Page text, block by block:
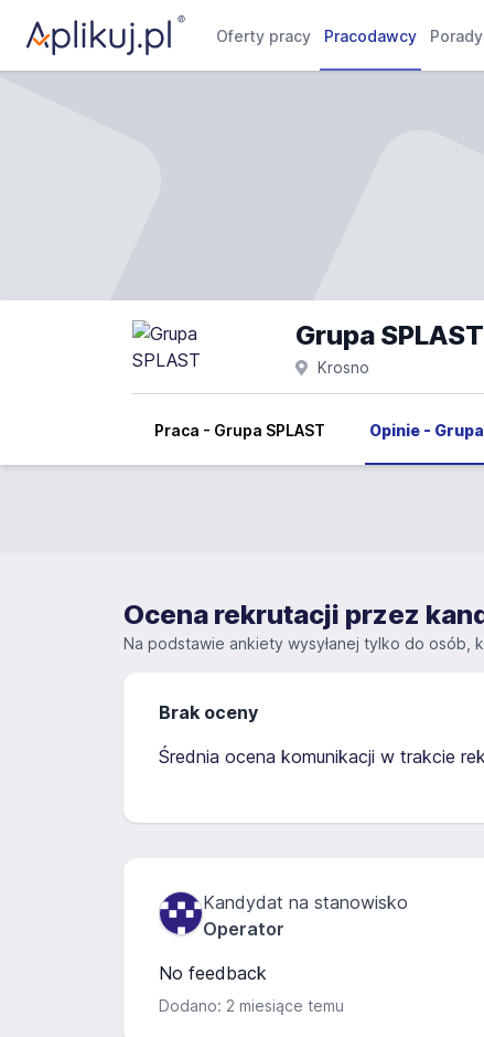
Oferty pracy Pracodawcy Porady
Grupa
Krosno
Praca - Grupa SPLAST Opinie -
Ocena rekrutacji przez
Na podstawie ankiety wysyłanej tylko do osób,
Brak oceny
Średnia ocena komunikacji w trakcie
Kandydat na stanowisko
Operator
No feedback
Dodano: 2 miesiące temu